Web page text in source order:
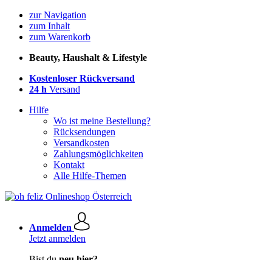
zur Navigation
zum Inhalt
zum Warenkorb
Beauty, Haushalt & Lifestyle
Kostenloser Rückversand
24 h Versand
Hilfe
Wo ist meine Bestellung?
Rücksendungen
Versandkosten
Zahlungsmöglichkeiten
Kontakt
Alle Hilfe-Themen
Anmelden
Jetzt anmelden